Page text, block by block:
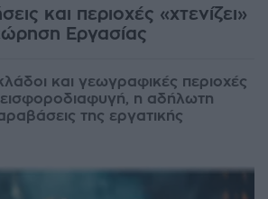
και περιοχές «χτενίζει»
Εργασίας
και γεωγραφικές περιοχές
εισφοροδιαφυγή, η αδήλωτη
της εργατικής